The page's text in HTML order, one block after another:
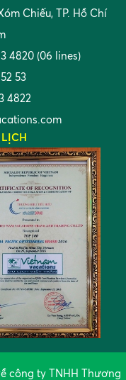
Chiếu, TP. Hồ Chí
4820 (06 lines)
53
4822
công ty TNHH Thương